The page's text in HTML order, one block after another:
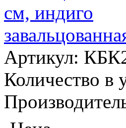
Артикул:
Количество в